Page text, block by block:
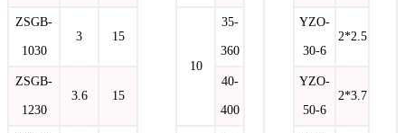
ZSGB-
1030
3 15
10
35-
360
YZO-
30-6
2*2.5
ZSGB-
1230
3.6 15
40-
400
YZO-
50-6
2*3.7